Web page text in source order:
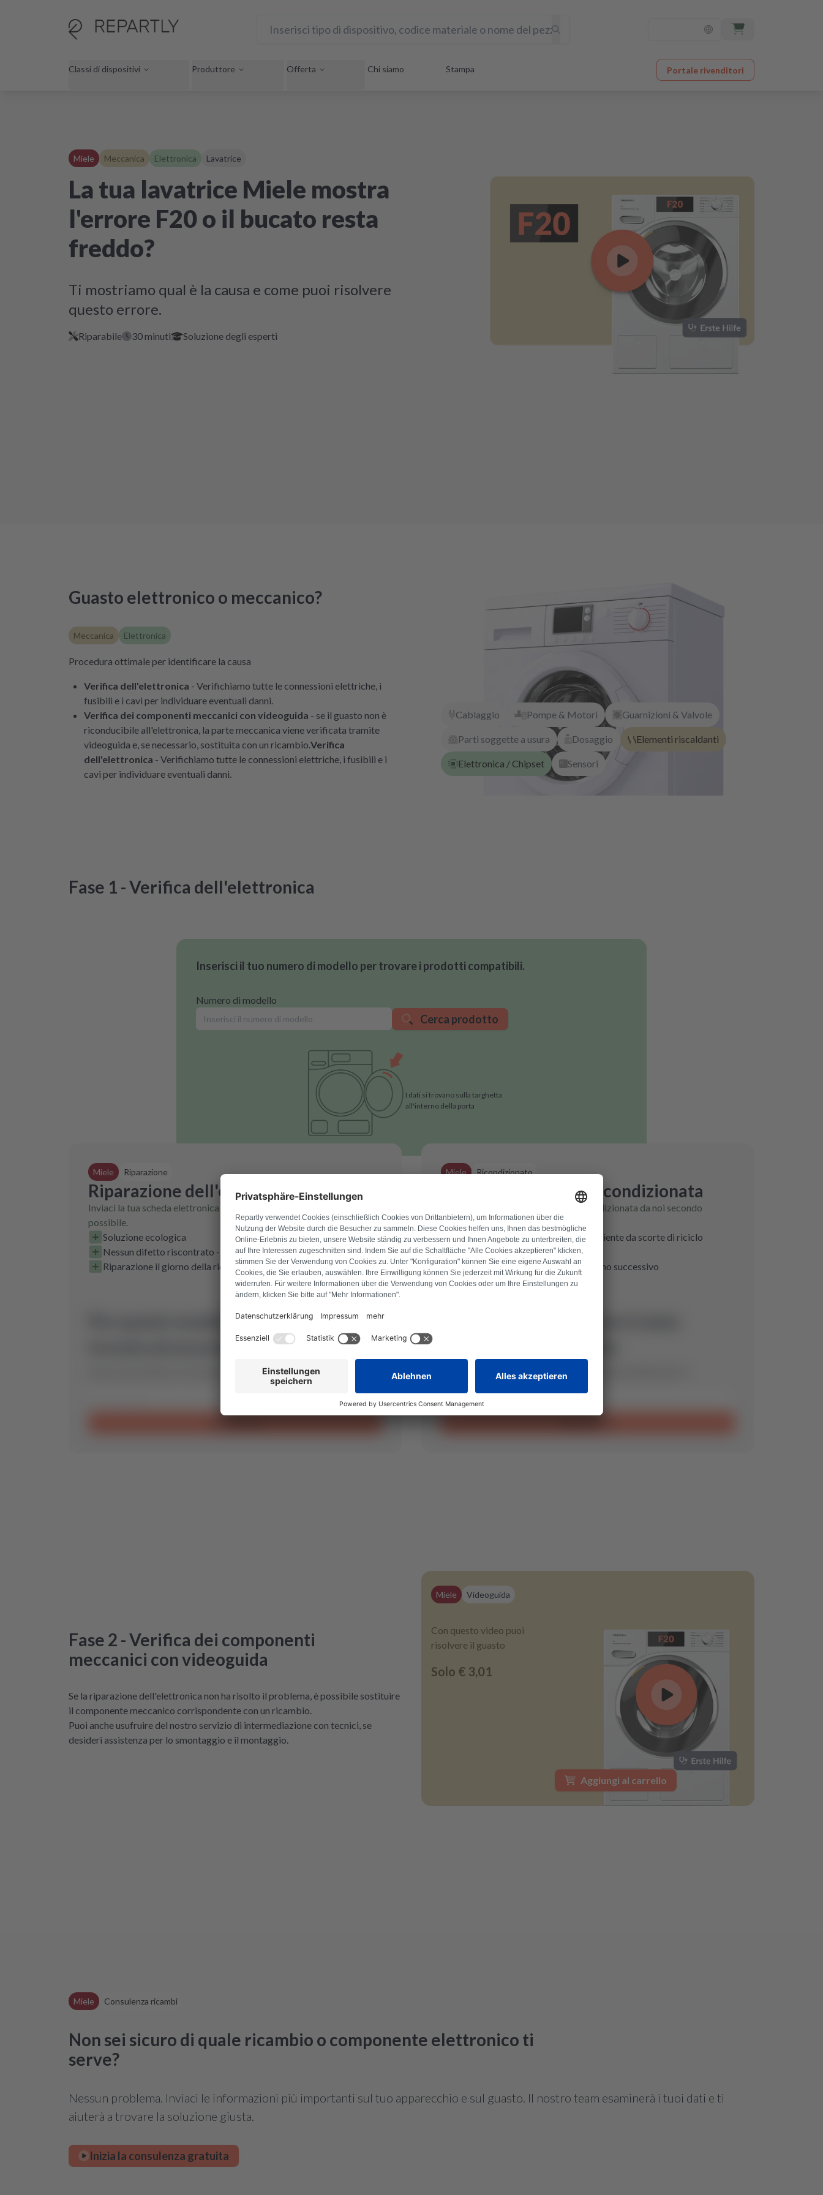
Classi di dispositivi Produttore Offerta Chi siamo Stampa Portale rivenditori
Miele Meccanica Elettronica Lavatrice
La tua lavatrice Miele mostra
l'errore F20 o il bucato resta
freddo?
Ti mostriamo qual è la causa e come puoi risolvere
questo errore.
Riparabile 30 minuti Soluzione degli esperti
Guasto elettronico o meccanico?
Meccanica Elettronica
Procedura ottimale per identificare la causa
Verifica dell'elettronica - Verifichiamo tutte le connessioni elettriche, i
fusibili e i cavi per individuare eventuali danni.
Verifica dei componenti meccanici con videoguida - se il guasto non è
riconducibile all'elettronica, la parte meccanica viene verificata tramite
videoguida e, se necessario, sostituita con un ricambio. Verifica
dell'elettronica - Verifichiamo tutte le connessioni elettriche, i fusibili e i
cavi per individuare eventuali danni.
Cablaggio Pompe & Motori Guarnizioni & Valvole
Parti soggette a usura Dosaggio Elementi riscaldanti
Elettronica / Chipset Sensori
Fase 1 - Verifica dell'elettronica
Inserisci il tuo numero di modello per trovare i prodotti compatibili.
Numero di modello
Cerca prodotto
I dati si trovano sulla targhetta
all'interno della porta
Miele Riparazione
Riparazione dell'elettronica
Inviaci la tua scheda elettronica guasta e la ripareremo il prima
possibile.
Soluzione ecologica
Nessun difetto riscontrato - tariffa di verifica di 29 €
Riparazione il giorno della ricezione della merce
Per questo modello non è stato
trovato alcun prodotto.
Inviaci una richiesta e troveremo il ricambio perfetto per te.
Miele Ricondizionato
Scheda elettronica ricondizionata
Riceverai una scheda elettronica ricondizionata da noi secondo
standard certificati.
Scheda elettronica originale proveniente da scorte di riciclo
Qualità rigenerata certificata
Ordina entro le 12: consegna il giorno successivo
Inviaci una richiesta e troveremo il ricambio perfetto per te.
Fase 2 - Verifica dei componenti
meccanici con videoguida
Se la riparazione dell'elettronica non ha risolto il problema, è possibile sostituire
il componente meccanico corrispondente con un ricambio.
Puoi anche usufruire del nostro servizio di intermediazione con tecnici, se
desideri assistenza per lo smontaggio e il montaggio.
Miele Videoguida
Con questo video puoi
risolvere il guasto
Solo € 3,01
Aggiungi al carrello
Miele Consulenza ricambi
Non sei sicuro di quale ricambio o componente elettronico ti
serve?
Nessun problema. Inviaci le informazioni più importanti sul tuo apparecchio e sul guasto. Il nostro team esaminerà i tuoi dati e ti
aiuterà a trovare la soluzione giusta.
Inizia la consulenza gratuita